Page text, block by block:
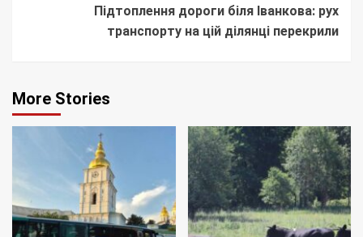
Підтоплення дороги біля Іванкова: рух
транспорту на цій ділянці перекрили
More Stories